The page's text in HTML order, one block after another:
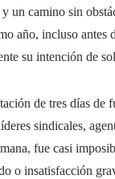
un camino sin
año, incluso antes
su intención de
de tres días de
sindicales,
fue casi
o insatisfacción